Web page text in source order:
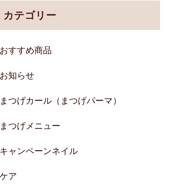
カテゴリー
おすすめ商品
お知らせ
まつげカール（まつげパーマ）
まつげメニュー
キャンペーンネイル
ケア